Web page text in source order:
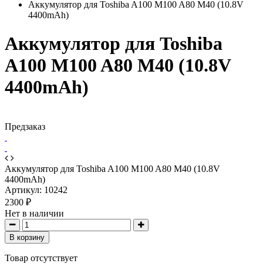
Аккумулятор для Toshiba A100 M100 A80 M40 (10.8V
4400mAh)
Аккумулятор для Toshiba
A100 M100 A80 M40 (10.8V
4400mAh)
Предзаказ
Аккумулятор для Toshiba A100 M100 A80 M40 (10.8V
4400mAh)
Артикул: 10242
2300 ₽
Нет в наличии
В корзину
Товар отсутствует